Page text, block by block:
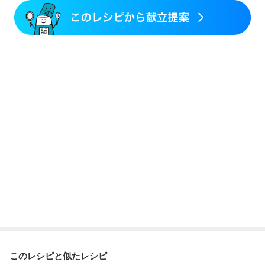
フレイル（年齢に合わせた体作り）
ニキビ・肌荒れ
更年期
このレシピと似たレシピ